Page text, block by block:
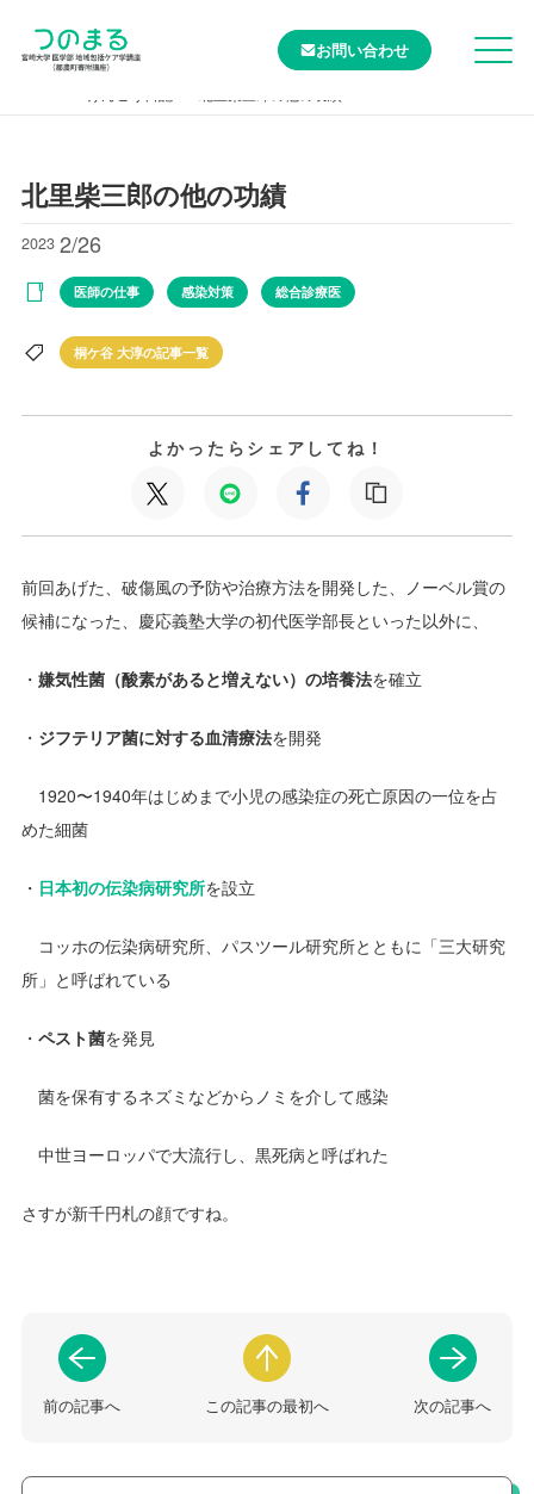
お問い合わせ
北里柴三郎の他の功績
2023 2/26
医師の仕事 感染対策 総合診療医
桐ケ谷 大淳の記事一覧
よかったらシェアしてね！
前回あげた、破傷風の予防や治療方法を開発した、ノーベル賞の
候補になった、慶応義塾大学の初代医学部長といった以外に、
・ 嫌気性菌（酸素があると増えない）の培養法を確立
・ ジフテリア菌に対する血清療法を開発
1920〜1940年はじめまで小児の感染症の死亡原因の一位を占
めた細菌
・ 日本初の伝染病研究所を設立
コッホの伝染病研究所、パスツール研究所とともに「三大研究
所」と呼ばれている
・ ペスト菌を発見
菌を保有するネズミなどからノミを介して感染
中世ヨーロッパで大流行し、黒死病と呼ばれた
さすが新千円札の顔ですね。
前の記事へ この記事の最初へ 次の記事へ